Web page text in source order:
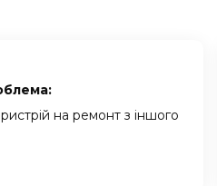
на ремонт з іншого